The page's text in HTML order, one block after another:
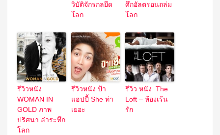
วิบัติจักรกลยึด
โลก
ศึกอัลตรอนถล่ม
โลก
รีวิวหนัง
WOMAN IN
GOLD ภาพ
ปริศนา ล่าระทึก
โลก
รีวิวหนัง ป้า
แฮปปี้ She ท่า
เยอะ
รีวิว หนัง The
Loft – ห้องเร้น
รัก